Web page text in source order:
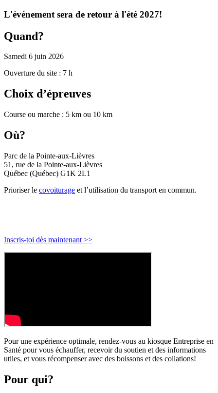
L'événement sera de retour à l'été 2027!
Quand?
Samedi 6 juin 2026
Ouverture du site : 7 h
Choix d’épreuves
Course ou marche : 5 km ou 10 km
Où?
Parc de la Pointe-aux-Lièvres
51, rue de la Pointe-aux-Lièvres
Québec (Québec) G1K 2L1
Prioriser le covoiturage et l’utilisation du transport en commun.
Inscris-toi dès maintenant >>
Pour une expérience optimale, rendez-vous au kiosque Entreprise en
Santé pour vous échauffer, recevoir du soutien et des informations
utiles, et vous récompenser avec des boissons et des collations!
Pour qui?